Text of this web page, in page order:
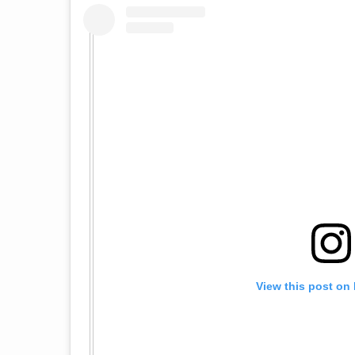
View this post on